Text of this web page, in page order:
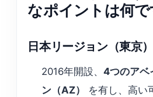
なポイントは何で
日本リージョン（東京
2016年開設、4つのアベ
ン（AZ）
を有し、高い